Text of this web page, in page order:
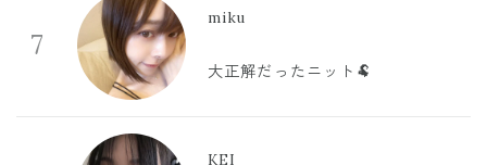
7
miku
大正解だったニット🐏
KEI